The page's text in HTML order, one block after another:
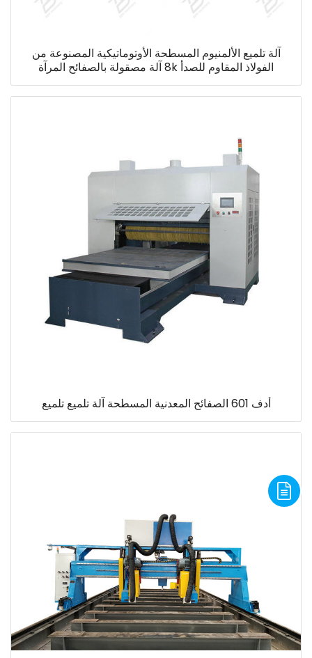
آلة تلميع الألمنيوم المسطحة الأوتوماتيكية المصنوعة من
الفولاذ المقاوم للصدأ 8k آلة مصقولة بالصفائح المرآة
أدف 601 الصفائح المعدنية المسطحة آلة تلميع تلميع